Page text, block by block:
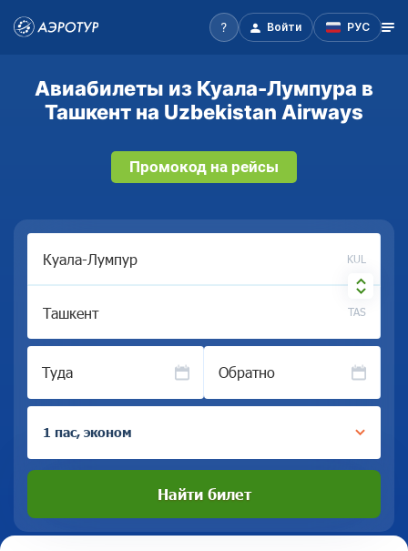
Войти РУС
Авиабилеты из Куала-Лумпура в
Ташкент на Uzbekistan Airways
Промокод на рейсы
KUL
TAS
Туда Обратно
1 пас, эконом
Найти билет